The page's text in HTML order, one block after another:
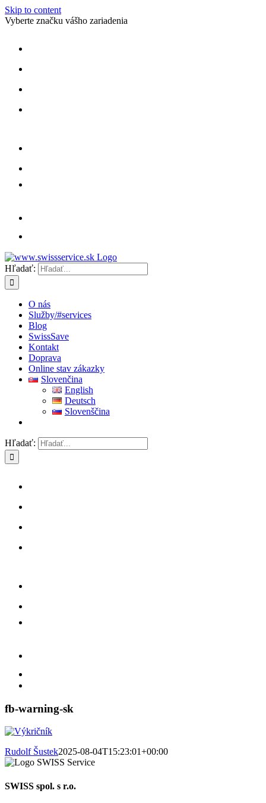
Skip to content
Vyberte značku vášho zariadenia
Hľadať:
O nás
Služby/#services
Blog
SwissSave
Kontakt
Doprava
Online stav zákazky
Slovenčina
English
Deutsch
Slovenščina
Hľadať:
fb-warning-sk
Rudolf Šustek2025-08-04T15:23:01+00:00
SWISS spol. s r.o.